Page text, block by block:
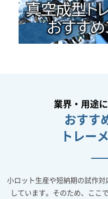
業界・用途
おすす
トレー
小ロット生産や短納期の試作
しています。そのため、ここ